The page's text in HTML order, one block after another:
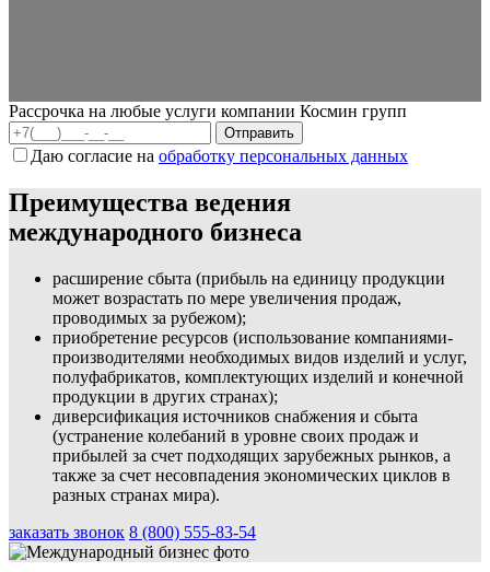
Рассрочка на любые услуги компании Космин групп
Даю согласие на обработку персональных данных
Преимущества ведения
международного бизнеса
расширение сбыта (прибыль на единицу продукции
может возрастать по мере увеличения продаж,
проводимых за рубежом);
приобретение ресурсов (использование компаниями-
производителями необходимых видов изделий и услуг,
полуфабрикатов, комплектующих изделий и конечной
продукции в других странах);
диверсификация источников снабжения и сбыта
(устранение колебаний в уровне своих продаж и
прибылей за счет подходящих зарубежных рынков, а
также за счет несовпадения экономических циклов в
разных странах мира).
заказать звонок 8 (800) 555-83-54